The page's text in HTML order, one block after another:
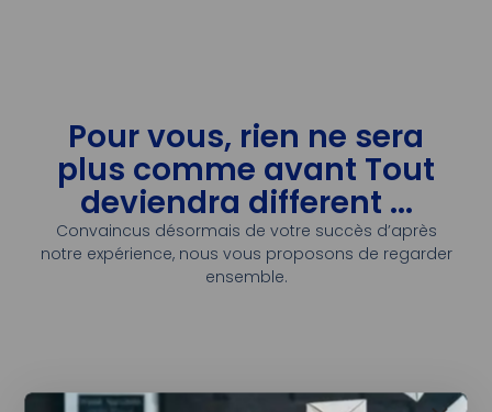
Pour vous, rien ne sera
plus comme avant Tout
deviendra different ...
Convaincus désormais de votre succès d’après
notre expérience, nous vous proposons de regarder
ensemble.